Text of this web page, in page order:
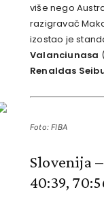
više nego
razigravač
izostao je
Valanciunasa
Renaldas
Foto: FIBA
Slovenija
40:39,